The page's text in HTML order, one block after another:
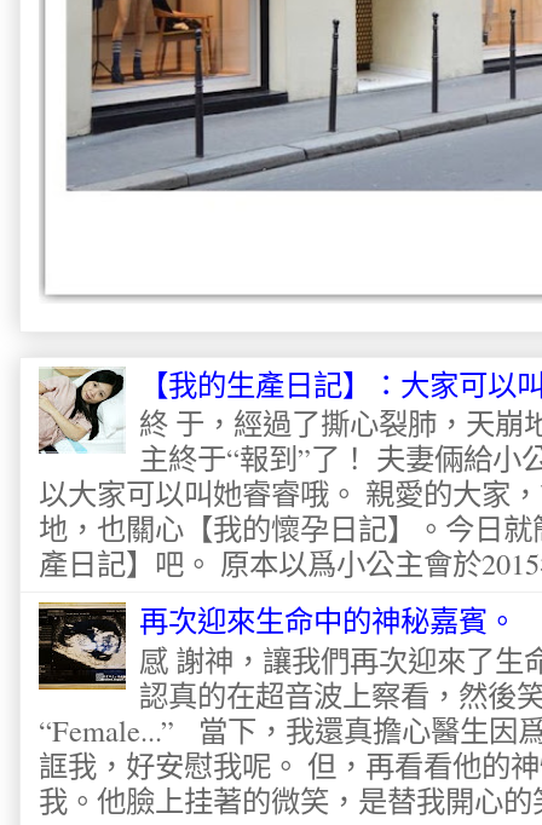
【我的生產日記】：大家可以
終 于，經過了撕心裂肺，天崩
主終于“報到”了！ 夫妻倆給小
以大家可以叫她睿睿哦。 親愛的大家
地，也關心【我的懷孕日記】。今日
產日記】吧。 原本以爲小公主會於
再次迎來生命中的神秘嘉賓。
感 謝神，讓我們再次迎來了生
認真的在超音波上察看，然後
“Female...” 當下，我還真擔心醫生因
誆我，好安慰我呢。 但，再看看他的
我。他臉上挂著的微笑，是替我開心的